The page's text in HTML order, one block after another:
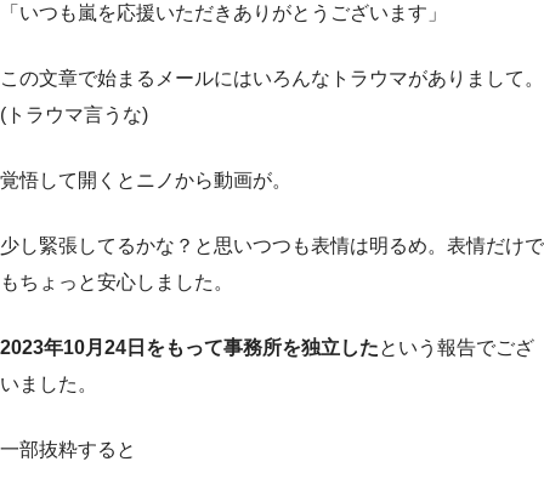
「いつも嵐を応援いただきありがとうございます」
この文章で始まるメールにはいろんなトラウマがありまして。
(トラウマ言うな)
覚悟して開くとニノから動画が。
少し緊張してるかな？と思いつつも表情は明るめ。表情だけで
もちょっと安心しました。
2023年10月24日をもって事務所を独立したという報告でござ
いました。
一部抜粋すると